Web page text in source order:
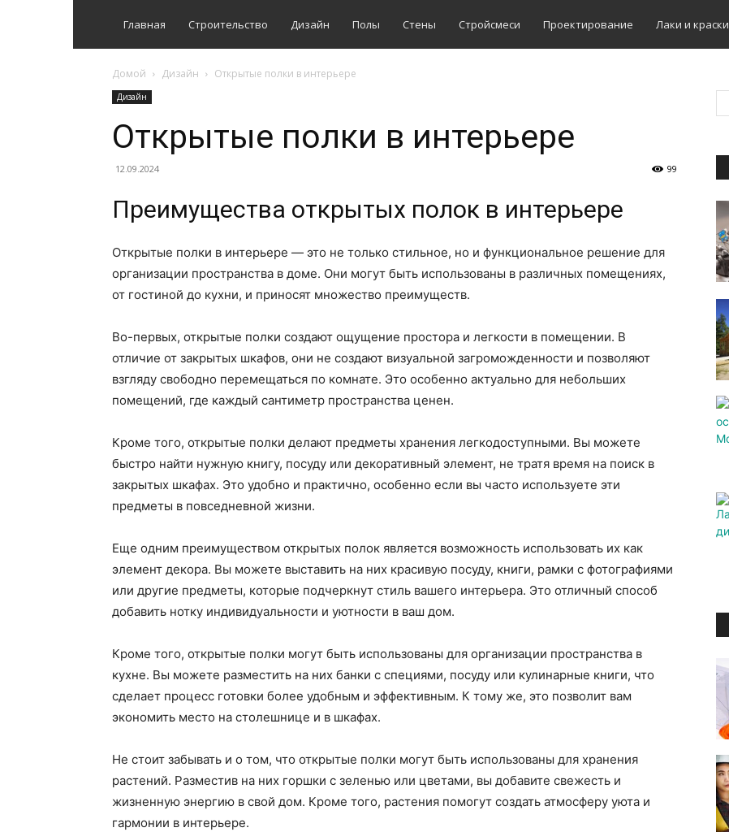
Главная Строительство Дизайн Полы Стены Стройсмеси Проектирование Лаки и краски
Домой Дизайн Открытые полки в интерьере
Дизайн
Открытые полки в интерьере
12.09.2024 99
Преимущества открытых полок в интерьере
Открытые полки в интерьере — это не только стильное, но и функциональное решение для
организации пространства в доме. Они могут быть использованы в различных помещениях,
от гостиной до кухни, и приносят множество преимуществ.
Во-первых, открытые полки создают ощущение простора и легкости в помещении. В
отличие от закрытых шкафов, они не создают визуальной загроможденности и позволяют
взгляду свободно перемещаться по комнате. Это особенно актуально для небольших
помещений, где каждый сантиметр пространства ценен.
Кроме того, открытые полки делают предметы хранения легкодоступными. Вы можете
быстро найти нужную книгу, посуду или декоративный элемент, не тратя время на поиск в
закрытых шкафах. Это удобно и практично, особенно если вы часто используете эти
предметы в повседневной жизни.
Еще одним преимуществом открытых полок является возможность использовать их как
элемент декора. Вы можете выставить на них красивую посуду, книги, рамки с фотографиями
или другие предметы, которые подчеркнут стиль вашего интерьера. Это отличный способ
добавить нотку индивидуальности и уютности в ваш дом.
Кроме того, открытые полки могут быть использованы для организации пространства в
кухне. Вы можете разместить на них банки с специями, посуду или кулинарные книги, что
сделает процесс готовки более удобным и эффективным. К тому же, это позволит вам
экономить место на столешнице и в шкафах.
Не стоит забывать и о том, что открытые полки могут быть использованы для хранения
растений. Разместив на них горшки с зеленью или цветами, вы добавите свежесть и
жизненную энергию в свой дом. Кроме того, растения помогут создать атмосферу уюта и
гармонии в интерьере.